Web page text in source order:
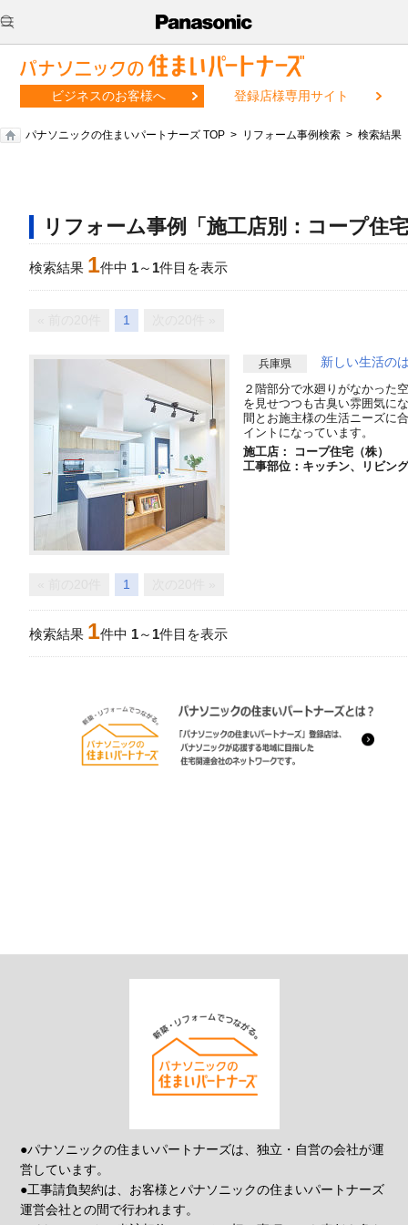
ビジネスのお客様へ 登録店様専用サイト
パナソニックの住まいパートナーズ TOP リフォーム事例検索 検索結果
リフォーム事例「施工店別：コープ住
検索結果 1件中 1～ 1件目を表示
1
兵庫県 新しい生活の
２階部分で水廻りがなかった
を見せつつも古臭い雰囲気に
間とお施主様の生活ニーズに
イントになっています。
施工店： コープ住宅（株）
工事部位：キッチン、リビン
1
検索結果 1件中 1～ 1件目を表示
●パナソニックの住まいパートナーズは、独立・自営の会社が運
営しています。
●工事請負契約は、お客様とパナソニックの住まいパートナーズ
運営会社との間で行われます。